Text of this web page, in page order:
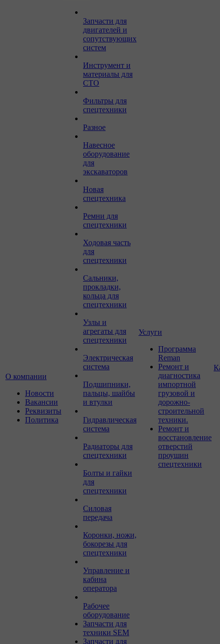
О компании
Новости
Вакансии
Реквизиты
Политика
Запчасти для
двигателей и
сопутствующих
систем
Инструмент и
материалы для
СТО
Фильтры для
спецтехники
Разное
Навесное
оборудование
для
экскаваторов
Новая
спецтехника
Ремни для
спецтехники
Ходовая часть
для
спецтехники
Сальники,
прокладки,
кольца для
спецтехники
Узлы и
агрегаты для
спецтехники
Электрическая
система
Подшипники,
пальцы, шайбы
и втулки
Гидравлическая
система
Радиаторы для
спецтехники
Болты и гайки
для
спецтехники
Силовая
передача
Коронки, ножи,
бокорезы для
спецтехники
Управление и
кабина
оператора
Рабочее
оборудование
Запчасти для
техники SEM
Запчасти для
Услуги
Программа
Reman
Ремонт и
диагностика
импортной
грузовой и
дорожно-
строительной
техники.
Ремонт и
восстановление
отверстий
проушин
спецтехники